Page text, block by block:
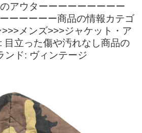
アウターーーーーーーーー
ーーーーー商品の情報カテゴ
メンズ>>>ジャケット・ア
目立った傷や汚れなし商品の
ンド: ヴィンテージ